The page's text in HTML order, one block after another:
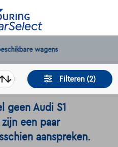
wagens
Filteren (2)
geen Audi S1
een paar
aanspreken.